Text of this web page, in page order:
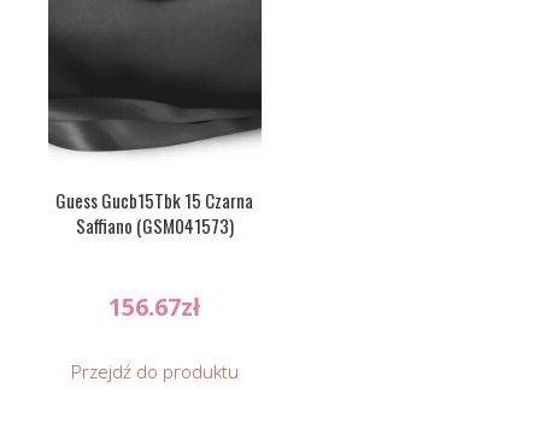
Guess Gucb15Tbk 15 Czarna
Saffiano (GSM041573)
156.67zł
Przejdź do produktu